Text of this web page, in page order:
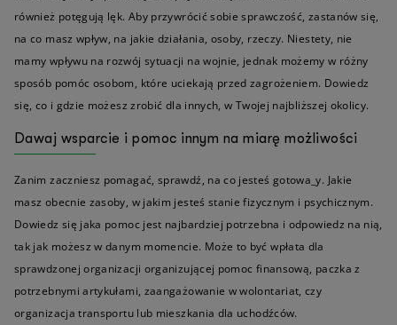
również potęgują lęk. Aby przywrócić sobie sprawczość, zastanów się,
na co masz wpływ, na jakie działania, osoby, rzeczy. Niestety, nie
mamy wpływu na rozwój sytuacji na wojnie, jednak możemy w różny
sposób pomóc osobom, które uciekają przed zagrożeniem. Dowiedz
się, co i gdzie możesz zrobić dla innych, w Twojej najbliższej okolicy.
Dawaj wsparcie i pomoc innym na miarę możliwości
Zanim zaczniesz pomagać, sprawdź, na co jesteś gotowa_y. Jakie
masz obecnie zasoby, w jakim jesteś stanie fizycznym i psychicznym.
Dowiedz się jaka pomoc jest najbardziej potrzebna i odpowiedz na nią,
tak jak możesz w danym momencie. Może to być wpłata dla
sprawdzonej organizacji organizującej pomoc finansową, paczka z
potrzebnymi artykułami, zaangażowanie w wolontariat, czy
organizacja transportu lub mieszkania dla uchodźców.